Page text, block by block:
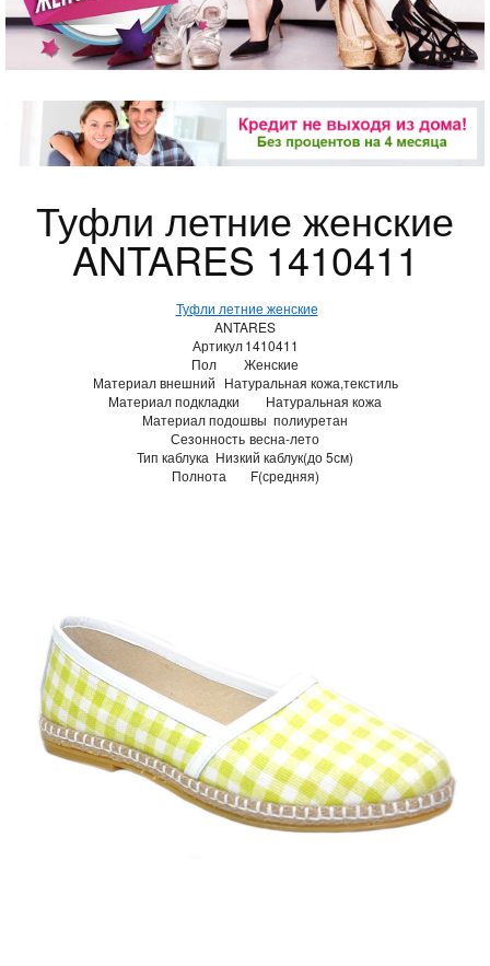
Туфли летние женские
ANTARES 1410411
Туфли летние женские
ANTARES
Артикул 1410411
Пол
Женские
Материал внешний Натуральная кожа,текстиль
Материал подкладки
Натуральная кожа
Материал подошвы полиуретан
Сезонность весна-лето
Тип каблука Низкий каблук(до 5см)
Полнота
F(средняя)